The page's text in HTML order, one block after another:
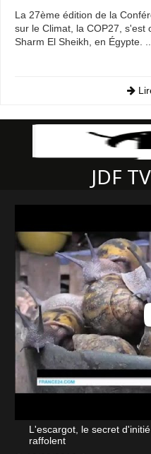
La 27ème édition de la
sur le Climat, la COP27, s'est
Sharm El Sheikh, en Égypte.
JDF TV
L'escargot, le secret
raffolent